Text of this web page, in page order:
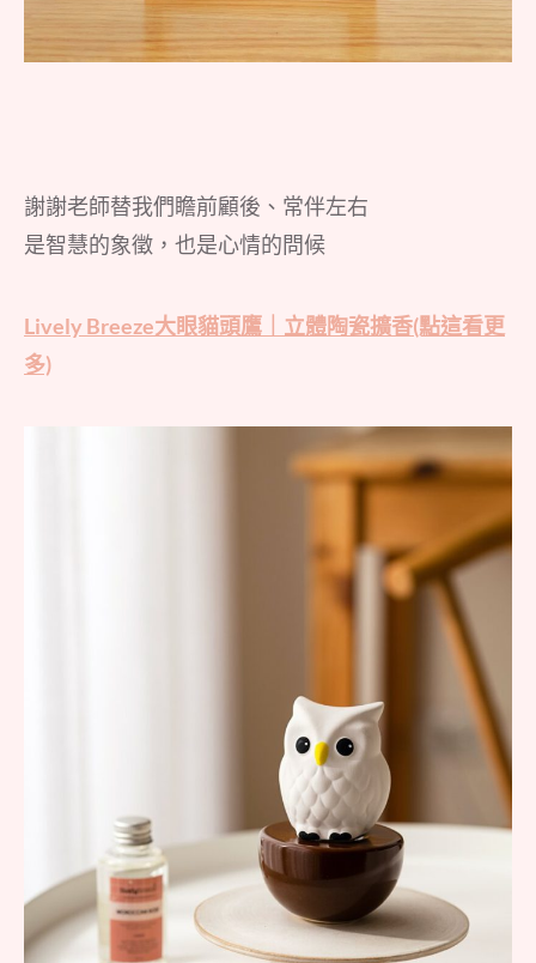
謝謝老師替我們瞻前顧後、常伴左右
是智慧的象徵，也是心情的問候
Lively Breeze大眼貓頭鷹｜立體陶瓷擴香(點這看更
多)